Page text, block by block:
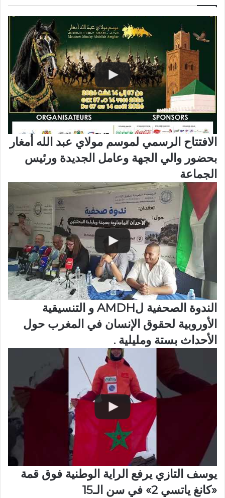
الافتتاح الرسمي لموسم مولاي عبد الله أمغار
بحضور والي الجهة وعامل الجديدة ورئيس
الجماعة
الندوة الصحفية لAMDH و التنسيقية
الأوروبية لحقوق الإنسان في المغرب حول
الأحداث بستة ومليلية .
يوسف التازي يرفع الراية الوطنية فوق قمة
«كانغ ياتسي 2» في سن الـ15